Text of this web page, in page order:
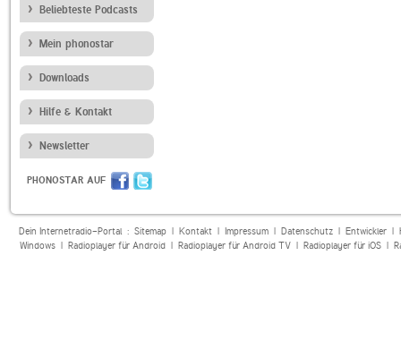
Beliebteste Podcasts
Mein phonostar
Downloads
Hilfe & Kontakt
Newsletter
PHONOSTAR AUF
Dein Internetradio-Portal : Sitemap| Kontakt| Impressum| Datenschutz| Entwickler|
Windows| Radioplayer für Android| Radioplayer für Android TV| Radioplayer für iOS|